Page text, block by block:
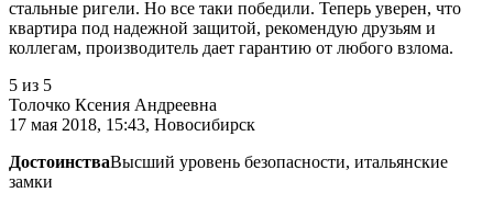
стальные ригели. Но все таки победили. Теперь уверен, что
квартира под надежной защитой, рекомендую друзьям и
коллегам, производитель дает гарантию от любого взлома.
5 из 5
Толочко Ксения Андреевна
17 мая 2018, 15:43, Новосибирск
ДостоинстваВысший уровень безопасности, итальянские
замки